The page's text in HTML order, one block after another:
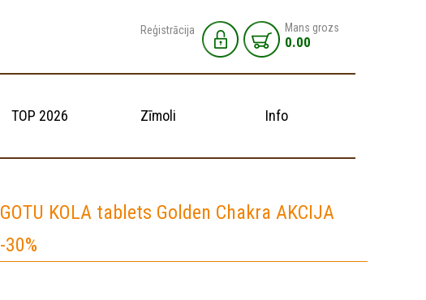
Reģistrācija Mans grozs
0.00
TOP 2026 Zīmoli Info
GOTU KOLA tablets Golden Chakra AKCIJA
-30%